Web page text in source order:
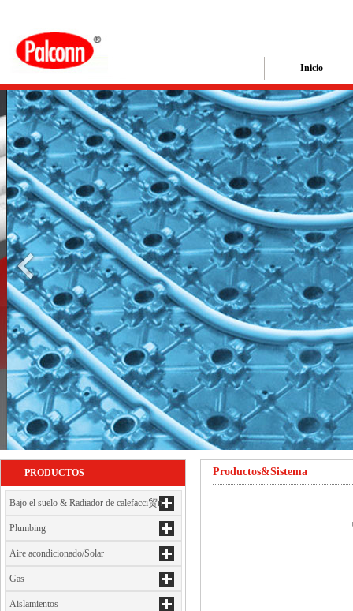
Inicio
PRODUCTOS
Bajo el suelo & Radiador de calefacci贸n
Plumbing
Aire acondicionado/Solar
Gas
Aislamientos
Productos&Sistema